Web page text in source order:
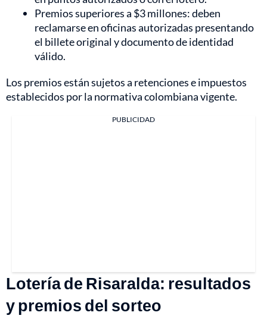
Premios superiores a $3 millones: deben
reclamarse en oficinas autorizadas presentando
el billete original y documento de identidad
válido.
Los premios están sujetos a retenciones e impuestos
establecidos por la normativa colombiana vigente.
PUBLICIDAD
Lotería de Risaralda: resultados
y premios del sorteo